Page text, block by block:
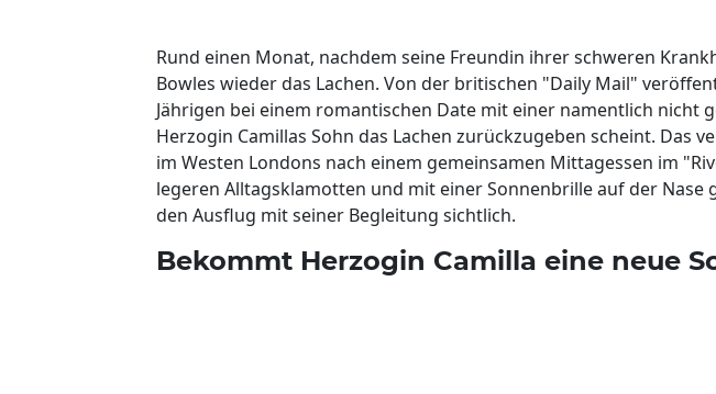
Rund einen Monat, nachdem seine Freundin ihrer schweren
Bowles wieder das Lachen. Von der britischen "Daily Mail"
Jährigen bei einem romantischen Date mit einer namentlich nicht
Herzogin Camillas Sohn das Lachen zurückzugeben scheint. Das
im Westen Londons nach einem gemeinsamen Mittagessen im
legeren Alltagsklamotten und mit einer Sonnenbrille auf der Nase
den Ausflug mit seiner Begleitung sichtlich.
Bekommt Herzogin Camilla eine neue